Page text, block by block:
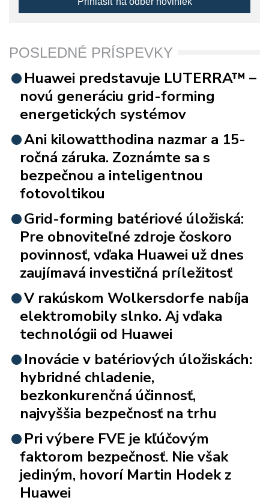
POSLEDNÉ PRÍSPEVKY
Huawei predstavuje LUTERRA™ –
novú generáciu grid-forming
energetických systémov
Ani kilowatthodina nazmar a 15-
ročná záruka. Zoznámte sa s
bezpečnou a inteligentnou
fotovoltikou
Grid-forming batériové úložiská:
Pre obnoviteľné zdroje čoskoro
povinnosť, vďaka Huawei už dnes
zaujímavá investičná príležitosť
V rakúskom Wolkersdorfe nabíja
elektromobily slnko. Aj vďaka
technológii od Huawei
Inovácie v batériových úložiskách:
hybridné chladenie,
bezkonkurenčná účinnosť,
najvyššia bezpečnosť na trhu
Pri výbere FVE je kľúčovým
faktorom bezpečnosť. Nie však
jediným, hovorí Martin Hodek z
Huawei